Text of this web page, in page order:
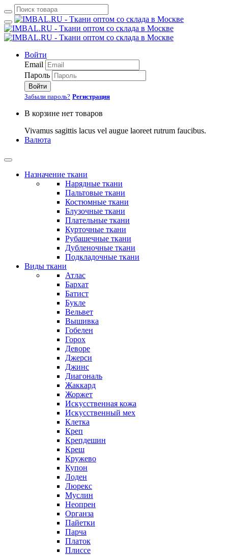
Войти
Email
Пароль
Войти
Забыли пароль? Регистрация
В корзине нет товаров
Vivamus sagittis lacus vel augue laoreet rutrum faucibus.
Валюта
Назначение ткани
Нарядные ткани
Пальтовые ткани
Костюмные ткани
Блузочные ткани
Плательные ткани
Курточные ткани
Рубашечные ткани
Дубленочные ткани
Подкладочные ткани
Виды ткани
Атлас
Бархат
Батист
Букле
Вельвет
Вышивка
Гобелен
Горох
Деворе
Джерси
Джинс
Диагональ
Жаккард
Жоржет
Искусственная кожа
Искусственный мех
Клетка
Креп
Крепдешин
Креш
Кружево
Купон
Лоден
Люрекс
Муслин
Неопрен
Органза
Пайетки
Парча
Платок
Плиссе